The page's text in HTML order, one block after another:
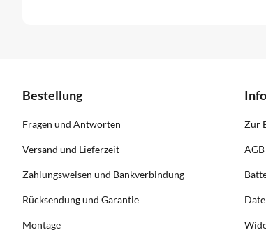
Bestellung
Fragen und Antworten
Versand und Lieferzeit
Zahlungsweisen und Bankverbindung
Rücksendung und Garantie
Montage
Zur
AGB